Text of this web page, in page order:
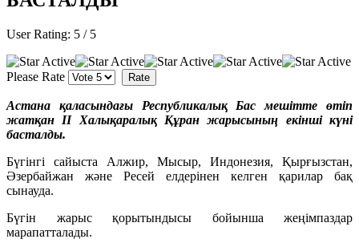
User Rating: 5 / 5
Please Rate
Астана қаласындағы Республикалық Бас мешітте өтіп
жатқан ІІ Халықаралық Құран жарысының екінші күні
басталды.
Бүгінгі сайыста Алжир, Мысыр, Индонезия, Қырғызстан,
Әзербайжан және Ресей елдерінен келген қарилар бақ
сынауда.
Бүгін жарыс қорытындысы бойынша жеңімпаздар
марапатталады.